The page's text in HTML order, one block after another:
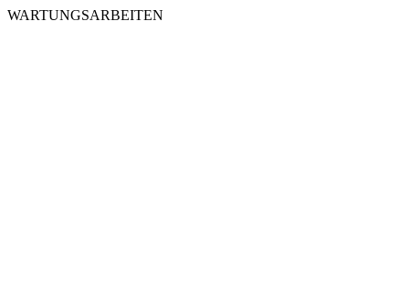
WARTUNGSARBEITEN